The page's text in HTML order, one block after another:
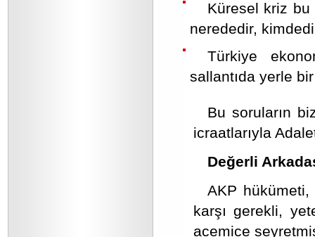
Küresel kriz
nerededir,
Türkiye
sallantıda yerle bir
Bu soruların
icraatlarıyla
Değerli
AKP hükümeti,
karşı gerekli,
acemice